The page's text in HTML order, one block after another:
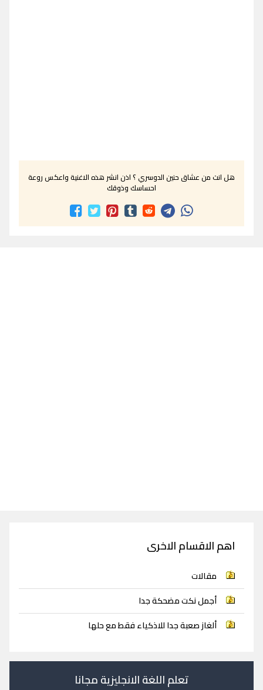
هل انت من عشاق حنين الدوسري ؟ اذن انشر هذه الاغنية واعكس روعة
احساسك وذوقك
اهم الاقسام الاخرى
مقالات
أجمل نكت مضحكة جدا
ألغاز صعبة جدا للاذكياء فقط مع حلها
تعلم اللغة الانجليزية مجانا